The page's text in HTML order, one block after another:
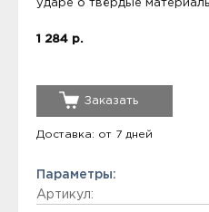
ударе о твёрдые
1 284 р.
Заказать
Доставка: от 7 дней
Параметры:
Артикул: